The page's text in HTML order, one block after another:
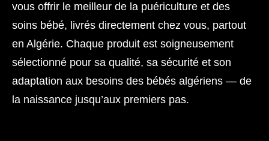
vous offrir le meilleur de la puériculture et des
soins bébé, livrés directement chez vous, partout
en Algérie. Chaque produit est soigneusement
sélectionné pour sa qualité, sa sécurité et son
adaptation aux besoins des bébés algériens — de
la naissance jusqu’aux premiers pas.